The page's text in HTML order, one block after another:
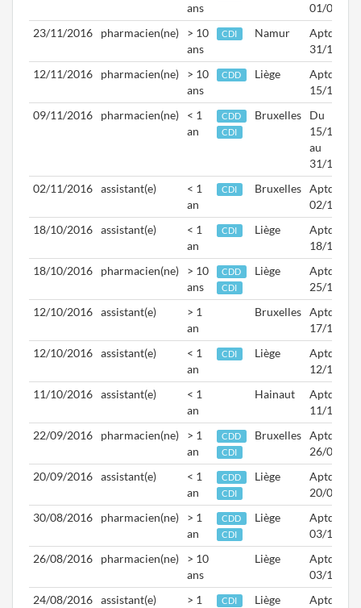
ans
01/01/
23/11/2016
pharmacien(ne)
> 10
ans
CDI Namur
Aptd.
31/12/
12/11/2016
pharmacien(ne)
> 10
ans
CDD Liège
Aptd.
15/11/
09/11/2016
pharmacien(ne)
< 1
an
CDD
CDI
Bruxelles
Du
15/11/
au
31/12/
02/11/2016 assistant(e)
< 1
an
CDI Bruxelles Aptd.
02/11/
18/10/2016 assistant(e)
< 1
an
CDI Liège
Aptd.
18/10/
18/10/2016
pharmacien(ne)
> 10
ans
CDD
CDI
Liège
Aptd.
25/10/
12/10/2016 assistant(e)
> 1
an
Bruxelles Aptd.
17/10/
12/10/2016 assistant(e)
< 1
an
CDI Liège
Aptd.
12/10/
11/10/2016 assistant(e)
< 1
an
Hainaut
Aptd.
11/10/
22/09/2016
pharmacien(ne)
> 1
an
CDD
CDI
Bruxelles Aptd.
26/09/
20/09/2016 assistant(e)
< 1
an
CDD
CDI
Liège
Aptd.
20/09/
30/08/2016
pharmacien(ne)
> 1
an
CDD
CDI
Liège
Aptd.
03/10/
26/08/2016
pharmacien(ne)
> 10
ans
Liège
Aptd.
03/10/
24/08/2016 assistant(e)
> 1
CDI Liège
Aptd.